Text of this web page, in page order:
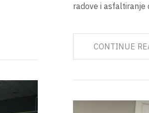
radove i
CONTINUE